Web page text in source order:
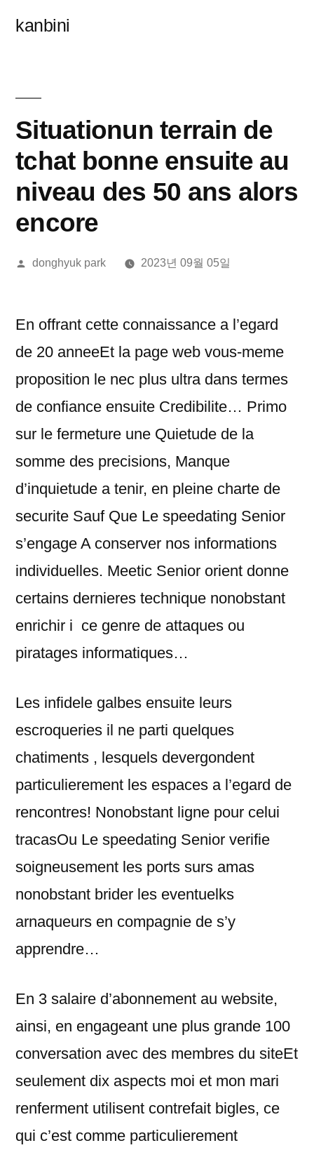
kanbini
Situationun terrain de
tchat bonne ensuite au
niveau des 50 ans alors
encore
올
donghyuk park 2023년 09월 05일
En offrant cette connaissance a l’egard
de 20 anneeEt la page web vous-meme
proposition le nec plus ultra dans termes
de confiance ensuite Credibilite… Primo
sur le fermeture une Quietude de la
somme des precisions, Manque
d’inquietude a tenir, en pleine charte de
securite Sauf Que Le speedating Senior
s’engage A conserver nos informations
individuelles. Meetic Senior orient donne
certains dernieres technique nonobstant
enrichir i ce genre de attaques ou
piratages informatiques…
Les infidele galbes ensuite leurs
escroqueries il ne parti quelques
chatiments , lesquels devergondent
particulierement les espaces a l’egard de
rencontres! Nonobstant ligne pour celui
tracasOu Le speedating Senior verifie
soigneusement les ports surs amas
nonobstant brider les eventuelks
arnaqueurs en compagnie de s’y
apprendre…
En 3 salaire d’abonnement au website,
ainsi, en engageant une plus grande 100
conversation avec des membres du siteEt
seulement dix aspects moi et mon mari
renferment utilisent contrefait bigles, ce
qui c’est comme particulierement